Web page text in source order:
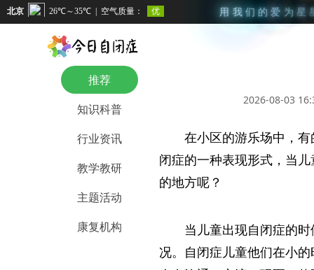
用 我 们 的 爱 为 星
推荐
知识科普
行业资讯
教学教研
主题活动
康复机构
2026-08-03
在小区的游乐场中，
闭症的一种表现形式，当
的地方呢？
当儿童出现自闭症的
况。自闭症儿童他们在小